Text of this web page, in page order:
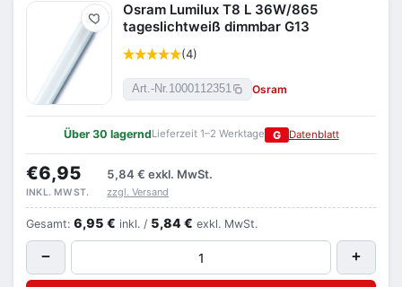
Merken
Osram Lumilux T8 L 36W/865
tageslichtweiß dimmbar G13
(4)
Art.-Nr.1000112351 Osram
Über 30 lagerndLieferzeit 1–2 Werktage G Datenblatt
€6,95 5,84 € exkl. MwSt.
INKL. MWST. zzgl. Versand
Gesamt: 6,95 € inkl. / 5,84 € exkl. MwSt.
− +